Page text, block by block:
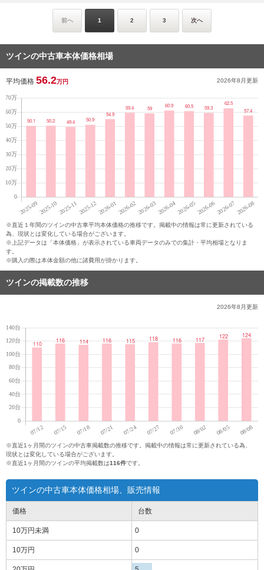
前へ 1 2 3 次へ
ツインの中古車本体価格相場
平均価格 56.2万円 2026年8月更新
※直近１年間のツインの中古車平均本体価格の推移です。掲載中の情報は常に更新されている
為、現状とは変化している場合がございます。
※上記データは「本体価格」が表示されている車両データのみでの集計・平均相場となりま
す。
※購入の際は本体金額の他に諸費用が掛かります。
ツインの掲載数の推移
2026年8月更新
※直近1ヶ月間のツインの中古車掲載数の推移です。掲載中の情報は常に更新されている為、
現状とは変化している場合がございます。
※直近1ヶ月間のツインの平均掲載数は116件です。
ツインの中古車本体価格相場、販売情報
価格
10万円未満
10万円
台数
0
0